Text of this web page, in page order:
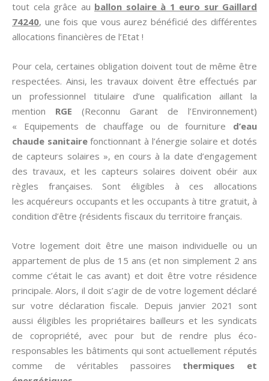
tout cela grâce au ballon solaire à 1 euro sur Gaillard
74240, une fois que vous aurez bénéficié des différentes
allocations financières de l’Etat !
Pour cela, certaines obligation doivent tout de même être
respectées. Ainsi, les travaux doivent être effectués par
un professionnel titulaire d’une qualification aillant la
mention RGE (Reconnu Garant de l’Environnement)
« Equipements de chauffage ou de fourniture d’eau
chaude sanitairefonctionnant à l’énergie solaire et dotés
de capteurs solaires », en cours à la date d’engagement
des travaux, et les capteurs solaires doivent obéir aux
règles françaises. Sont éligibles à ces allocations
les acquéreurs occupants et les occupants à titre gratuit, à
condition d’être {résidents fiscaux du territoire français.
Votre logement doit être une maison individuelle ou un
appartement de plus de 15 ans (et non simplement 2 ans
comme c’était le cas avant) et doit être votre résidence
principale. Alors, il doit s’agir de de votre logement déclaré
sur votre déclaration fiscale. Depuis janvier 2021 sont
aussi éligibles les propriétaires bailleurs et les syndicats
de copropriété, avec pour but de rendre plus éco-
responsables les bâtiments qui sont actuellement réputés
comme de véritables passoires thermiques et